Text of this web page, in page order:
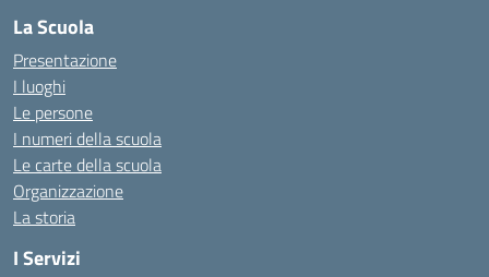
La Scuola
Presentazione
I luoghi
Le persone
I numeri della scuola
Le carte della scuola
Organizzazione
La storia
I Servizi